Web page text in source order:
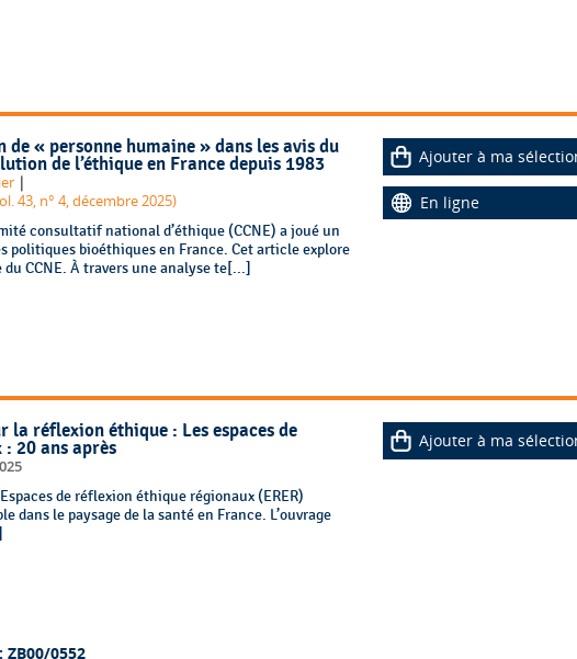
« personne humaine » dans les avis du
de l’éthique en France depuis 1983
|
43, n° 4, décembre 2025)
consultatif national d’éthique (CCNE) a joué un
politiques bioéthiques en France. Cet article explore
CCNE. À travers une analyse te[...]
Ajouter à ma
En ligne
la réflexion éthique : Les espaces de
20 ans après
de réflexion éthique régionaux (ERER)
dans le paysage de la santé en France. L’ouvrage
Ajouter à ma
ZB00/0552